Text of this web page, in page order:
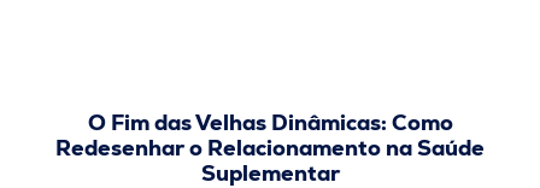
O Fim das Velhas Dinâmicas: Como
Redesenhar o Relacionamento na Saúde
Suplementar